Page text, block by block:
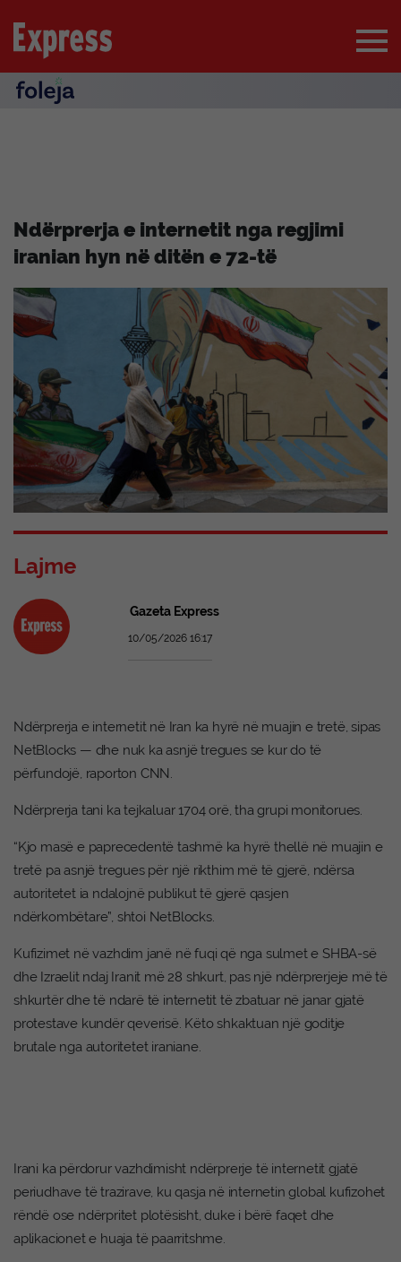
Ndërprerja e internetit nga regjimi
iranian hyn në ditën e 72-të
Lajme
Gazeta Express
10/05/2026 16:17
Ndërprerja e internetit në Iran ka hyrë në muajin e tretë, sipas
NetBlocks — dhe nuk ka asnjë tregues se kur do të
përfundojë, raporton CNN.
Ndërprerja tani ka tejkaluar 1704 orë, tha grupi monitorues.
“Kjo masë e paprecedentë tashmë ka hyrë thellë në muajin e
tretë pa asnjë tregues për një rikthim më të gjerë, ndërsa
autoritetet ia ndalojnë publikut të gjerë qasjen
ndërkombëtare”, shtoi NetBlocks.
Kufizimet në vazhdim janë në fuqi që nga sulmet e SHBA-së
dhe Izraelit ndaj Iranit më 28 shkurt, pas një ndërprerjeje më të
shkurtër dhe të ndarë të internetit të zbatuar në janar gjatë
protestave kundër qeverisë. Këto shkaktuan një goditje
brutale nga autoritetet iraniane.
Irani ka përdorur vazhdimisht ndërprerje të internetit gjatë
periudhave të trazirave, ku qasja në internetin global kufizohet
rëndë ose ndërpritet plotësisht, duke i bërë faqet dhe
aplikacionet e huaja të paarritshme.